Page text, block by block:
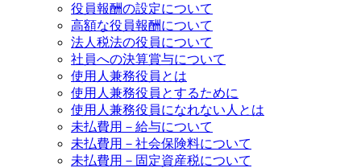
役員報酬の設定について
高額な役員報酬について
法人税法の役員について
社員への決算賞与について
使用人兼務役員とは
使用人兼務役員とするために
使用人兼務役員になれない人とは
未払費用－給与について
未払費用－社会保険料について
未払費用－固定資産税について